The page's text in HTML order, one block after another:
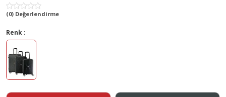
(0) Değerlendirme
Renk :